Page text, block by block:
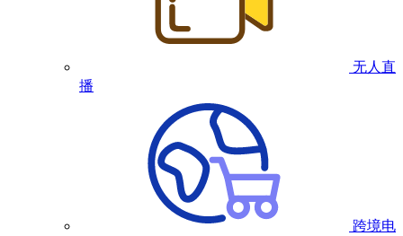
无人直
播
跨境电